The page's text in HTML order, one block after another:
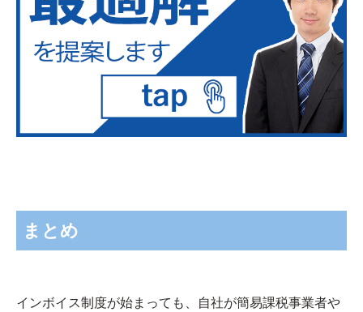
まとめ
インボイス制度が始まっても、自社が簡易課税事業者や